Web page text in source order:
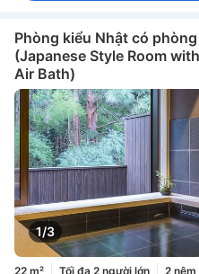
Phòng kiểu Nhật có
(Japanese Style Room
Air Bath)
1/3
22 m² Tối đa 2 người lớn 2